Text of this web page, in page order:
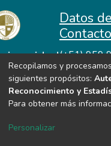
Huanta
Datos de
Contacto
(+51) 959
https://
VER
Recopilamos y
siguientes propósitos:
Reconocimiento y
Para obtener más
Personalizar